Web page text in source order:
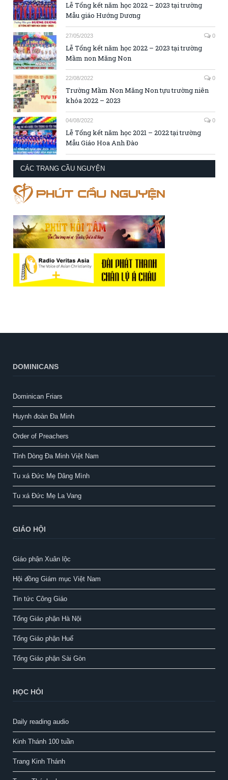
Lễ Tổng kết năm học 2022 – 2023 tại trường
Mẫu giáo Hướng Dương
27/05/2023 0
Lễ Tổng kết năm học 2022 – 2023 tại trường
Mầm non Măng Non
22/08/2022 0
Trường Mầm Non Măng Non tựu trường niên
khóa 2022 – 2023
04/08/2022 0
Lễ Tổng kết năm học 2021 – 2022 tại trường
Mẫu Giáo Hoa Anh Đào
CÁC TRANG CẦU NGUYỆN
DOMINICANS
Dominican Friars
Huynh đoàn Đa Minh
Order of Preachers
Tỉnh Dòng Đa Minh Việt Nam
Tu xá Đức Mẹ Dâng Mình
Tu xá Đức Mẹ La Vang
GIÁO HỘI
Giáo phận Xuân lộc
Hội đồng Giám mục Việt Nam
Tin tức Công Giáo
Tổng Giáo phận Hà Nội
Tổng Giáo phận Huế
Tổng Giáo phận Sài Gòn
HỌC HỎI
Daily reading audio
Kinh Thánh 100 tuần
Trang Kinh Thánh